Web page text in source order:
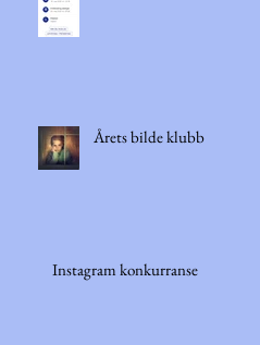
Årets bilde klubb
Instagram konkurranse